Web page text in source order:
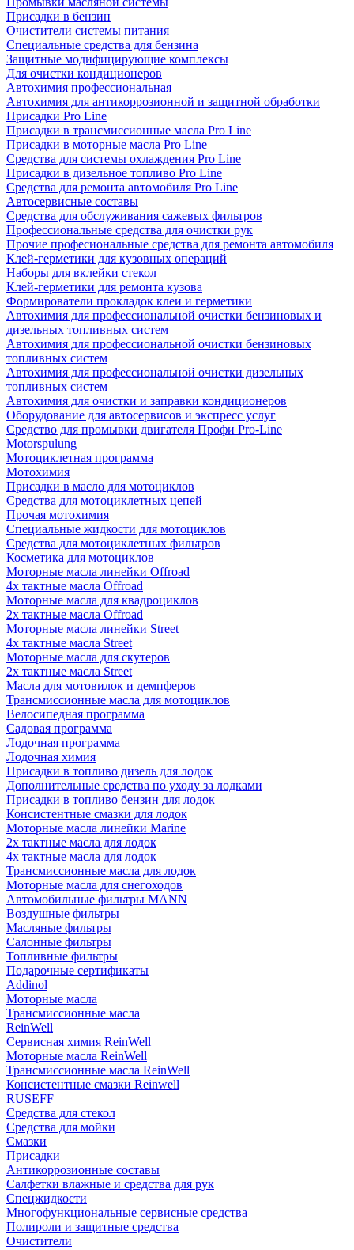
Присадки в бензин
Очистители системы питания
Специальные срeдства для бензина
Защитные модифицирующие комплексы
Для очистки кондиционеров
Автохимия профессиональная
Автохимия для антикоррозионной и защитной обработки
Присадки Pro Line
Присадки в трансмиссионные масла Pro Line
Присадки в моторные масла Pro Line
Средства для системы охлаждения Pro Line
Присадки в дизельное топливо Pro Line
Средства для ремонта автомобиля Pro Line
Автосервисные составы
Средства для обслуживания сажевых фильтров
Профессиональные средства для очистки рук
Прочие професиональные средства для ремонта автомобиля
Клей-герметики для кузовных операций
Наборы для вклейки стекол
Клей-герметики для ремонта кузова
Формирователи прокладок клеи и герметики
Автохимия для профессиональной очистки бензиновых и
дизельных топливных систем
Автохимия для профессиональной очистки бензиновых
топливных систем
Автохимия для профессиональной очистки дизельных
топливных систем
Автохимия для очистки и заправки кондиционеров
Оборудование для автосервисов и экспресс услуг
Средство для промывки двигателя Профи Pro-Line
Motorspulung
Мотоциклетная программа
Мотохимия
Присадки в масло для мотоциклов
Средства для мотоциклетных цепей
Прочая мотохимия
Специальные жидкости для мотоциклов
Средства для мотоциклетных фильтров
Косметика для мотоциклов
Моторные масла линейки Offroad
4х тактные масла Offroad
Моторные масла для квадроциклов
2х тактные масла Offroad
Моторные масла линейки Street
4х тактные масла Street
Моторные масла для скутеров
2х тактные масла Street
Масла для мотовилок и демпферов
Трансмиссионные масла для мотоциклов
Велосипедная программа
Садовая программа
Лодочная программа
Лодочная химия
Присадки в топливо дизель для лодок
Дополнительные средства по уходу за лодками
Присадки в топливо бензин для лодок
Консистентные смазки для лодок
Моторные масла линейки Marine
2х тактные масла для лодок
4х тактные масла для лодок
Трансмиссионные масла для лодок
Моторные масла для снегоходов
Автомобильные фильтры MANN
Воздушные фильтры
Масляные фильтры
Салонные фильтры
Топливные фильтры
Подарочные сертификаты
Addinol
Моторные масла
Трансмиссионные масла
ReinWell
Сервисная химия ReinWell
Моторные масла ReinWell
Трансмиссионные масла ReinWell
Консистентные смазки Reinwell
RUSEFF
Средства для стекол
Средства для мойки
Смазки
Присадки
Антикоррозионные составы
Салфетки влажные и средства для рук
Спецжидкости
Многофункциональные сервисные средства
Полироли и защитные средства
Очистители